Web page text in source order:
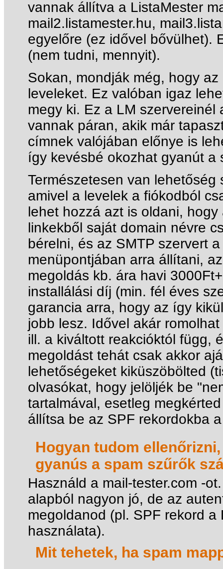
vannak állítva a ListaMester
mail2.listamester.hu,
egyelőre (ez idővel bővülhet).
(nem tudni, mennyit).
Sokan, mondják még, hogy
leveleket. Ez valóban igaz
megy ki. Ez a LM
vannak páran, akik már
címnek valójában előnye is
így kevésbé okozhat gyanút a
Természetesen van
amivel a levelek a fiókodból
lehet hozzá azt is oldani,
linkekből saját domain névre
bérelni, és az SMTP szervert
menüpontjában arra állítani,
megoldás kb. ára havi
installálási díj (min. fél éves
garancia arra, hogy az így
jobb lesz. Idővel akár
ill. a kiváltott reakcióktól függ,
megoldást tehát csak akkor
lehetőségeket kiküszöbölted
olvasókat, hogy jelöljék be
tartalmával, esetleg
állítsa be az SPF rekordokba
Hogyan tudom
gyanús a spam szűrők
Használd a mail-tester.com -
alapból nagyon jó, de az
megoldanod (pl. SPF rekord
használata).
Mit tehetek, ha spam